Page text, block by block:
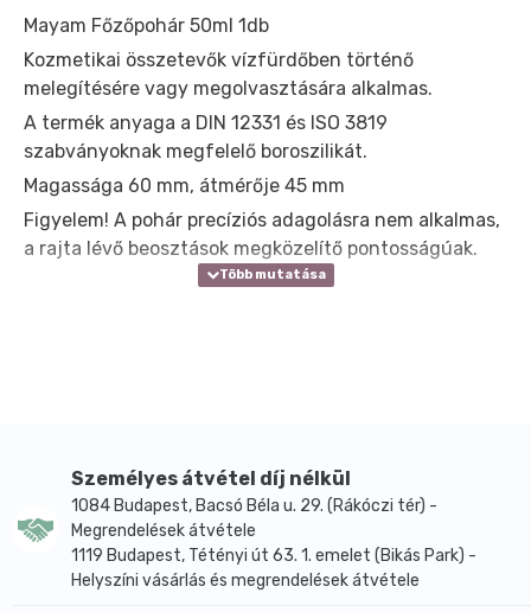
Mayam Főzőpohár 50ml 1db
Kozmetikai összetevők vízfürdőben történő
melegítésére vagy megolvasztására alkalmas.
A termék anyaga a DIN 12331 és ISO 3819
szabványoknak megfelelő boroszilikát.
Magassága 60 mm, átmérője 45 mm
Figyelem! A pohár precíziós adagolásra nem alkalmas,
a rajta lévő beosztások megközelítő pontosságúak.
Személyes átvétel díj nélkül
1084 Budapest, Bacsó Béla u. 29. (Rákóczi tér) -
Megrendelések átvétele
1119 Budapest, Tétényi út 63. 1. emelet (Bikás Park) -
Helyszíni vásárlás és megrendelések átvétele